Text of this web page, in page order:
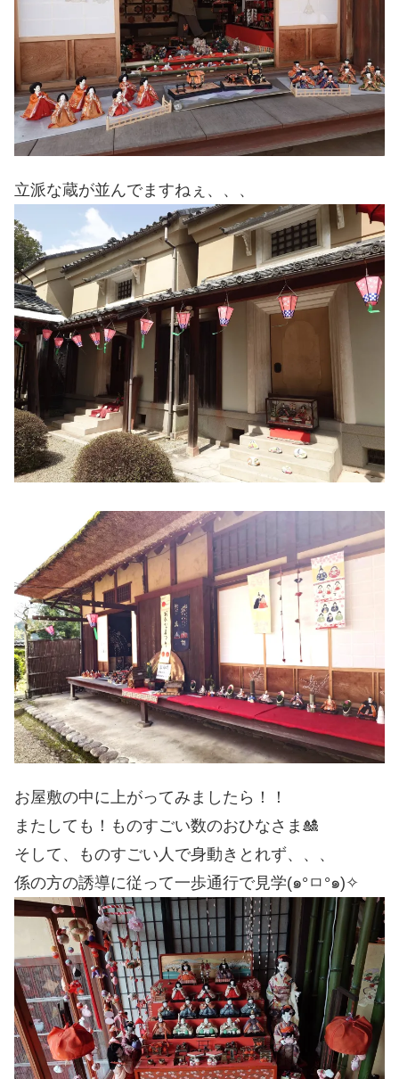
立派な蔵が並んでますねぇ、、、
お屋敷の中に上がってみましたら！！
またしても！ものすごい数のおひなさま🎎
そして、ものすごい人で身動きとれず、、、
係の方の誘導に従って一歩通行で見学(๑°ㅁ°๑)✧